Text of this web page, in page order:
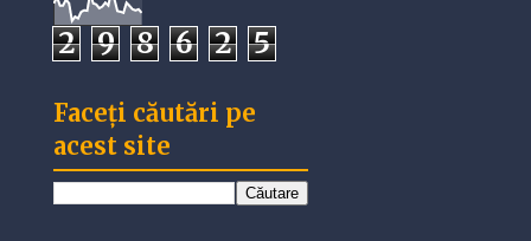
2 9 8 6 2 5
Faceți căutări pe
acest site